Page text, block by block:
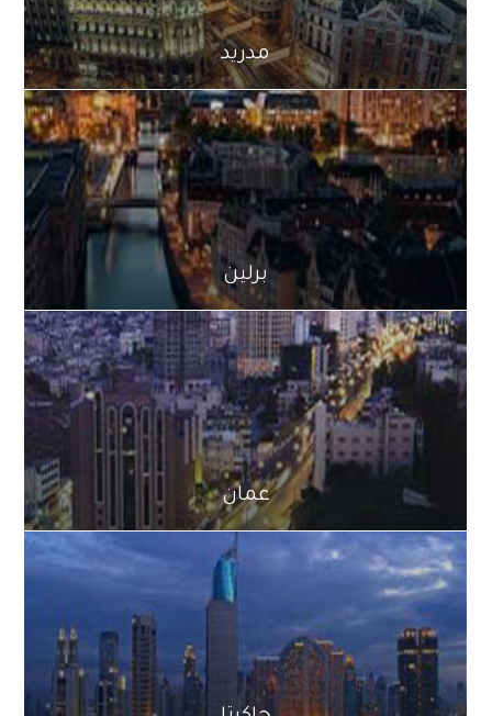
مدريد
برلين
عمان